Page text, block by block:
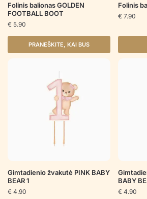
Folinis balionas GOLDEN
FOOTBALL BOOT
€ 5.90
PRANEŠKITE, KAI BUS
Folinis
€ 7.90
Gimtadienio žvakutė PINK BABY
BEAR 1
€ 4.90
BABY
€ 4.90